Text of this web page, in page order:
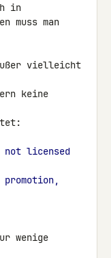
in
muss man
vielleicht
keine
licensed
wenige